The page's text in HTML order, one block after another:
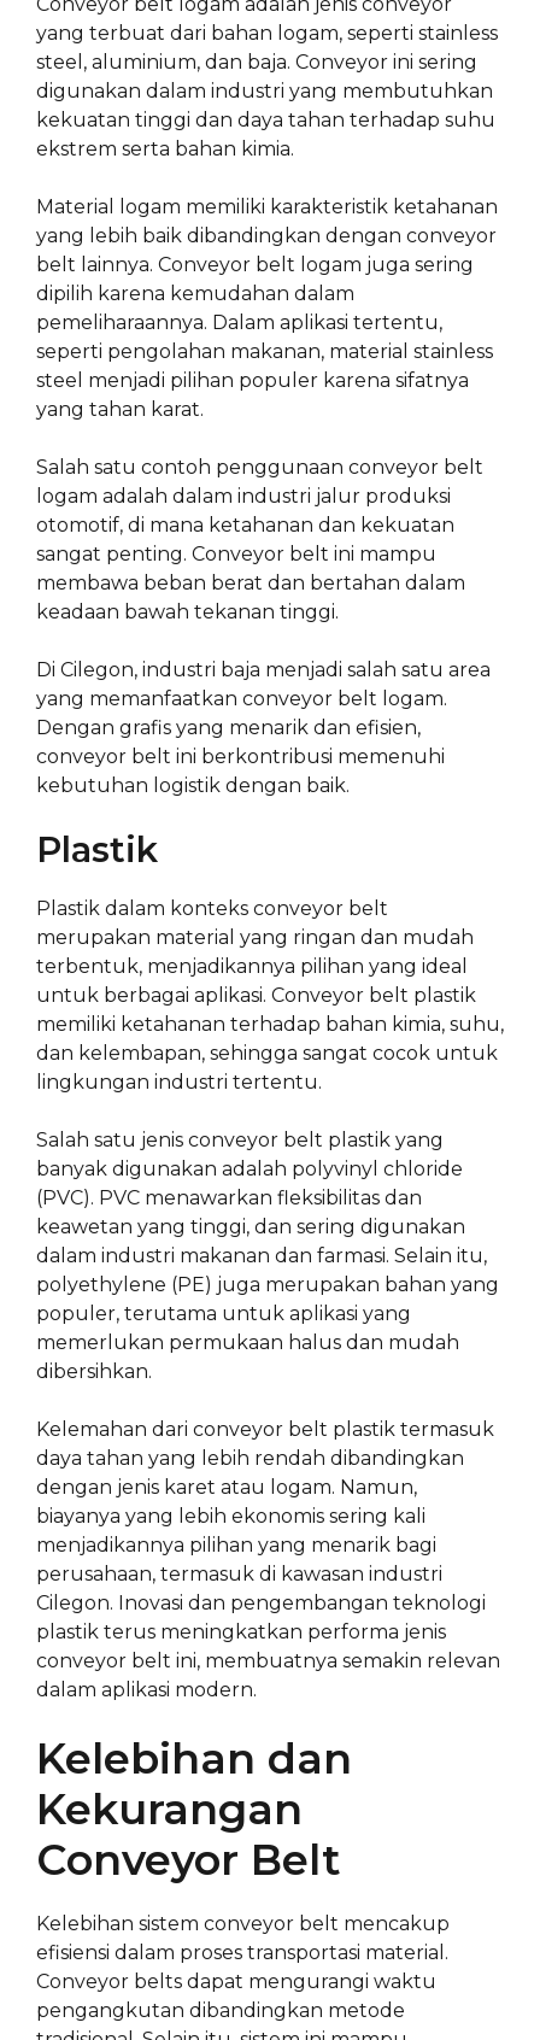
yang terbuat dari bahan logam, seperti stainless
steel, aluminium, dan baja. Conveyor ini sering
digunakan dalam industri yang membutuhkan
kekuatan tinggi dan daya tahan terhadap suhu
ekstrem serta bahan kimia.
Material logam memiliki karakteristik ketahanan
yang lebih baik dibandingkan dengan conveyor
belt lainnya. Conveyor belt logam juga sering
dipilih karena kemudahan dalam
pemeliharaannya. Dalam aplikasi tertentu,
seperti pengolahan makanan, material stainless
steel menjadi pilihan populer karena sifatnya
yang tahan karat.
Salah satu contoh penggunaan conveyor belt
logam adalah dalam industri jalur produksi
otomotif, di mana ketahanan dan kekuatan
sangat penting. Conveyor belt ini mampu
membawa beban berat dan bertahan dalam
keadaan bawah tekanan tinggi.
Di Cilegon, industri baja menjadi salah satu area
yang memanfaatkan conveyor belt logam.
Dengan grafis yang menarik dan efisien,
conveyor belt ini berkontribusi memenuhi
kebutuhan logistik dengan baik.
Plastik
Plastik dalam konteks conveyor belt
merupakan material yang ringan dan mudah
terbentuk, menjadikannya pilihan yang ideal
untuk berbagai aplikasi. Conveyor belt plastik
memiliki ketahanan terhadap bahan kimia, suhu,
dan kelembapan, sehingga sangat cocok untuk
lingkungan industri tertentu.
Salah satu jenis conveyor belt plastik yang
banyak digunakan adalah polyvinyl chloride
(PVC). PVC menawarkan fleksibilitas dan
keawetan yang tinggi, dan sering digunakan
dalam industri makanan dan farmasi. Selain itu,
polyethylene (PE) juga merupakan bahan yang
populer, terutama untuk aplikasi yang
memerlukan permukaan halus dan mudah
dibersihkan.
Kelemahan dari conveyor belt plastik termasuk
daya tahan yang lebih rendah dibandingkan
dengan jenis karet atau logam. Namun,
biayanya yang lebih ekonomis sering kali
menjadikannya pilihan yang menarik bagi
perusahaan, termasuk di kawasan industri
Cilegon. Inovasi dan pengembangan teknologi
plastik terus meningkatkan performa jenis
conveyor belt ini, membuatnya semakin relevan
dalam aplikasi modern.
Kelebihan dan
Kekurangan
Conveyor Belt
Kelebihan sistem conveyor belt mencakup
efisiensi dalam proses transportasi material.
Conveyor belts dapat mengurangi waktu
pengangkutan dibandingkan metode